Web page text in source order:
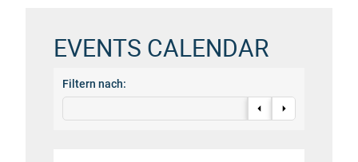
EVENTS CALENDAR
Filtern nach: